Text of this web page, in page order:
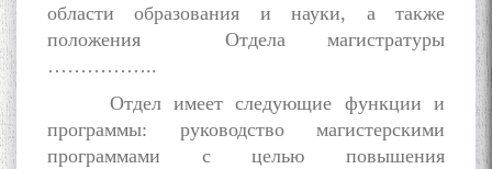
области образования и науки, а также
положения Отдела магистратуры
……………..
Отдел имеет следующие функции и
программы: руководство магистерскими
программами с целью повышения